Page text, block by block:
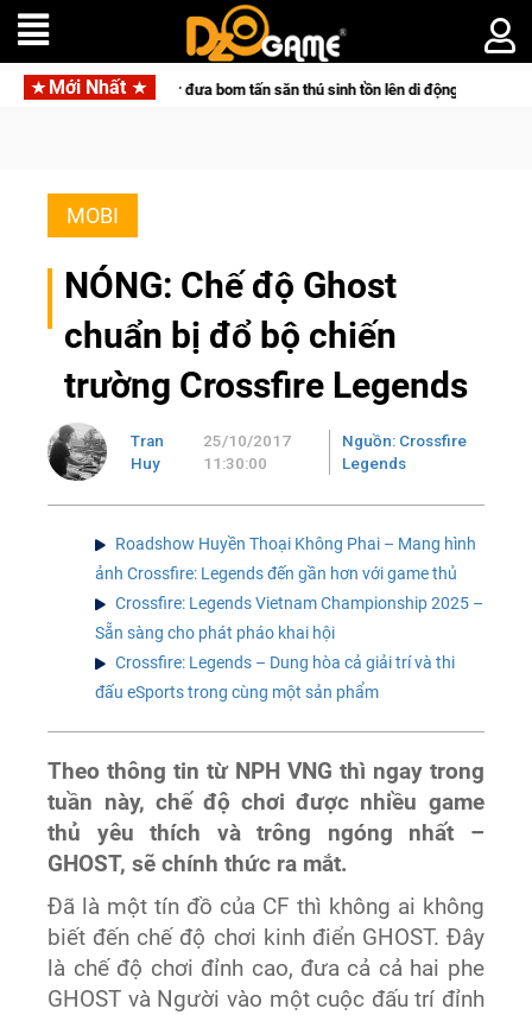
Mới Nhất
đưa bom tấn săn thú sinh tồn lên di động với tên gọi Palworld
MOBI
NÓNG: Chế độ Ghost
chuẩn bị đổ bộ chiến
trường Crossfire Legends
Tran
Huy
25/10/2017
11:30:00
Nguồn: Crossfire
Legends
Roadshow Huyền Thoại Không Phai – Mang hình
ảnh Crossfire: Legends đến gần hơn với game thủ
Crossfire: Legends Vietnam Championship 2025 –
Sẵn sàng cho phát pháo khai hội
Crossfire: Legends – Dung hòa cả giải trí và thi
đấu eSports trong cùng một sản phẩm
Theo thông tin từ NPH VNG thì ngay trong
tuần này, chế độ chơi được nhiều game
thủ yêu thích và trông ngóng nhất –
GHOST, sẽ chính thức ra mắt.
Đã là một tín đồ của CF thì không ai không
biết đến chế độ chơi kinh điển GHOST. Đây
là chế độ chơi đỉnh cao, đưa cả cả hai phe
GHOST và Người vào một cuộc đấu trí đỉnh